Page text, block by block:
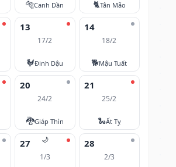
🐅Canh Dần 🐈Tân Mão
13
17/2
🐓Đinh Dậu
14
18/2
🐕Mậu Tuất
20
24/2
🐉Giáp Thìn
21
25/2
🐍Ất Tỵ
🌙
27
1/3
28
2/3